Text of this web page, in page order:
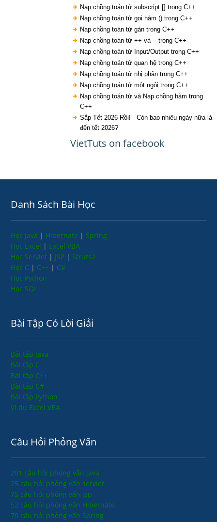
Nạp chồng toán tử subscript [] trong C++
Nạp chồng toán tử gọi hàm () trong C++
Nạp chồng toán tử gán trong C++
Nạp chồng toán tử ++ và -- trong C++
Nạp chồng toán tử Input/Output trong C++
Nạp chồng toán tử quan hệ trong C++
Nạp chồng toán tử nhị phân trong C++
Nạp chồng toán tử một ngôi trong C++
Nạp chồng toán tử và Nạp chồng hàm trong
C++
Sắp Tết 2026 Rồi! - Còn bao nhiêu ngày nữa là
đến tết 2026?
VietTuts on facebook
Danh Sách Bài Học
Học Java | Hibernate | Spring
Học Excel | Excel VBA
Học Servlet | JSP | Struts2
Học C | C++ | C#
Học Python
Học SQL
Bài Tập Có Lời Giải
Bài tập Java
Bài tập C
Bài tập C++
Bài tập C#
Bài tập Python
Ví dụ Excel VBA
Câu Hỏi Phỏng Vấn
201 câu hỏi phỏng vấn java
25 câu hỏi phỏng vấn servlet
75 câu hỏi phỏng vấn jsp
52 câu hỏi phỏng vấn Hibernate
70 câu hỏi phỏng vấn Spring